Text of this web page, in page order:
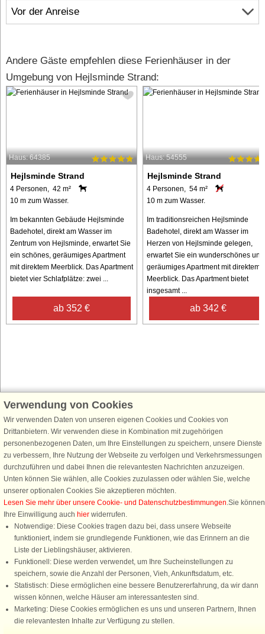
Rufen Sie an, um zu buchen
Vor der Anreise
Andere Gäste empfehlen diese Ferienhäuser in der
Umgebung von Hejlsminde Strand:
Haus: 64385
Hejlsminde Strand
4 Personen, 42 m²
10 m zum Wasser.
Im bekannten Gebäude Hejlsminde
Badehotel, direkt am Wasser im
Zentrum von Hejlsminde, erwartet Sie
ein schönes, geräumiges Apartment
mit direktem Meerblick. Das Apartment
bietet vier Schlafplätze: zwei ...
ab 352 €
Haus: 54555
Hejlsminde Strand
4 Personen, 54 m²
10 m zum Wasser.
Im traditionsreichen Hejlsminde
Badehotel, direkt am Wasser im
Herzen von Hejlsminde gelegen,
erwartet Sie ein wunderschönes und
geräumiges Apartment mit direktem
Meerblick. Das Apartment bietet
insgesamt ...
ab 342 €
Schließen Sie sich 100.000 Ferienhaus-Fans an
Erhalten Sie einenWillkommensgutschein von 25 € für Ihren nächsten
Ferienhausurlaub - melden Sie sich einfach für den DanCenter Newsletter
an. Verpassen Sie nie wieder exklusive Angebote, Gewinnspiele und
Urlaubstipps!
Newsletter abonnieren
Verwendung von Cookies
Wir verwenden Daten von unseren eigenen Cookies und Cookies von
Drittanbietern. Wir verwenden diese in Kombination mit zugehörigen
personenbezogenen Daten, um Ihre Einstellungen zu speichern, unsere Dienste
zu verbessern, Ihre Nutzung der Webseite zu verfolgen und Verkehrsmessungen
durchzuführen und dabei Ihnen die relevantesten Nachrichten anzuzeigen.
Unten können Sie wählen, alle Cookies zuzulassen oder wählen Sie, welche
unserer optionalen Cookies Sie akzeptieren möchten.
Lesen Sie mehr über unsere Cookie- und Datenschutzbestimmungen.Sie können
Ihre Einwilligung auch hier widerrufen.
Notwendige: Diese Cookies tragen dazu bei, dass unsere Webseite
funktioniert, indem sie grundlegende Funktionen, wie das Erinnern an die
Liste der Lieblingshäuser, aktivieren.
Funktionell: Diese werden verwendet, um Ihre Sucheinstellungen zu
speichern, sowie die Anzahl der Personen, Vieh, Ankunftsdatum, etc.
Statistisch: Diese ermöglichen eine bessere Benutzererfahrung, da wir dann
wissen können, welche Häuser am interessantesten sind.
Marketing: Diese Cookies ermöglichen es uns und unseren Partnern, Ihnen
die relevantesten Inhalte zur Verfügung zu stellen.